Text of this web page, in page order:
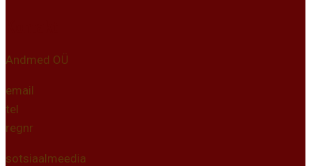
Andmed OÜ
email
tel
regnr
sotsiaalmeedia